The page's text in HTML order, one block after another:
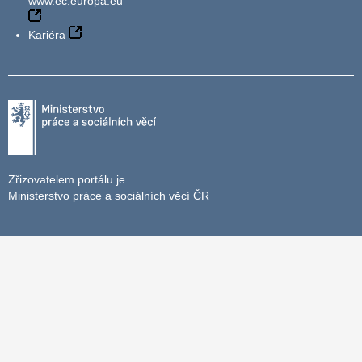
Kariéra
Zřizovatelem portálu je
Ministerstvo práce a sociálních věcí ČR